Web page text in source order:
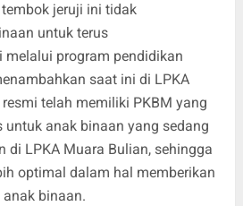
jeruji ini tidak
untuk terus
melalui program pendidikan
saat ini di LPKA
telah memiliki PKBM yang
untuk anak binaan yang sedang
di LPKA Muara Bulian, sehingga
optimal dalam hal memberikan
binaan.